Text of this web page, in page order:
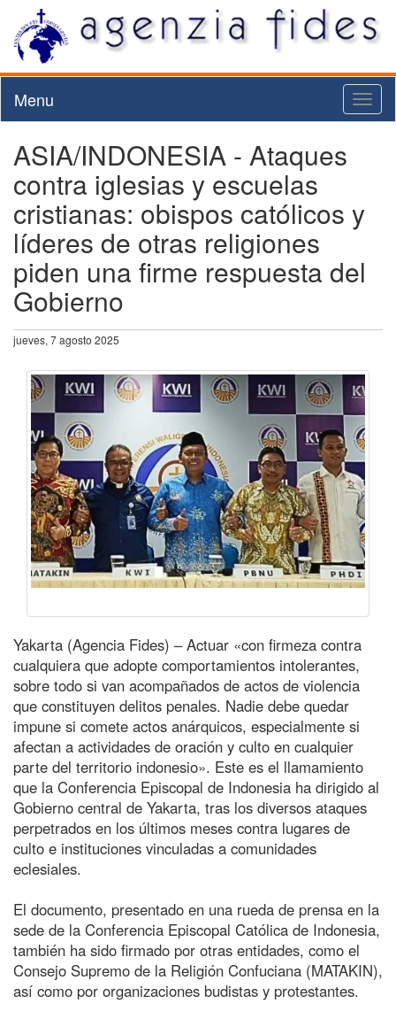
Menu
ASIA/INDONESIA - Ataques
contra iglesias y escuelas
cristianas: obispos católicos y
líderes de otras religiones
piden una firme respuesta del
Gobierno
jueves, 7 agosto 2025
Yakarta (Agencia Fides) – Actuar «con firmeza contra
cualquiera que adopte comportamientos intolerantes,
sobre todo si van acompañados de actos de violencia
que constituyen delitos penales. Nadie debe quedar
impune si comete actos anárquicos, especialmente si
afectan a actividades de oración y culto en cualquier
parte del territorio indonesio». Este es el llamamiento
que la Conferencia Episcopal de Indonesia ha dirigido al
Gobierno central de Yakarta, tras los diversos ataques
perpetrados en los últimos meses contra lugares de
culto e instituciones vinculadas a comunidades
eclesiales.
El documento, presentado en una rueda de prensa en la
sede de la Conferencia Episcopal Católica de Indonesia,
también ha sido firmado por otras entidades, como el
Consejo Supremo de la Religión Confuciana (MATAKIN),
así como por organizaciones budistas y protestantes.